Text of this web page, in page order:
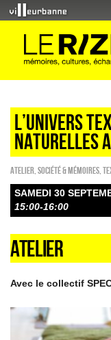
L’UNIVERS
NATURELLES
Atelier Société & Mémoires
SAMEDI 30
15:00-16:00
ATELIER
Avec le collectif